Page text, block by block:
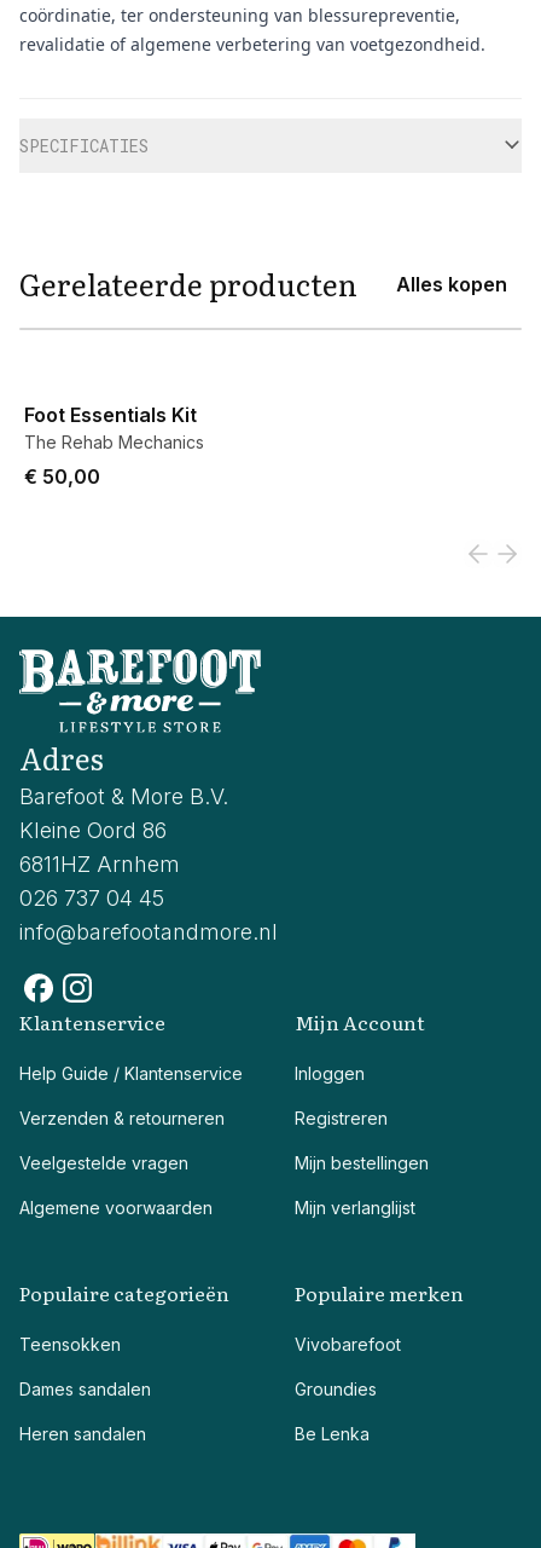
coördinatie, ter ondersteuning van blessurepreventie,
revalidatie of algemene verbetering van voetgezondheid.
SPECIFICATIES
Gerelateerde producten Alles kopen
Foot Essentials Kit
The Rehab Mechanics
€ 50,00
Adres
Barefoot & More B.V.
Kleine Oord 86
6811HZ Arnhem
026 737 04 45
info@barefootandmore.nl
Klantenservice
Help Guide / Klantenservice
Verzenden & retourneren
Veelgestelde vragen
Algemene voorwaarden
Mijn Account
Inloggen
Registreren
Mijn bestellingen
Mijn verlanglijst
Populaire categorieën
Teensokken
Dames sandalen
Heren sandalen
Populaire merken
Vivobarefoot
Groundies
Be Lenka